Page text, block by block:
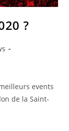
?
events
de la Saint-